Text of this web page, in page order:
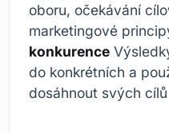
oboru, očekávání
marketingové
konkurence
do konkrétních a
dosáhnout svých